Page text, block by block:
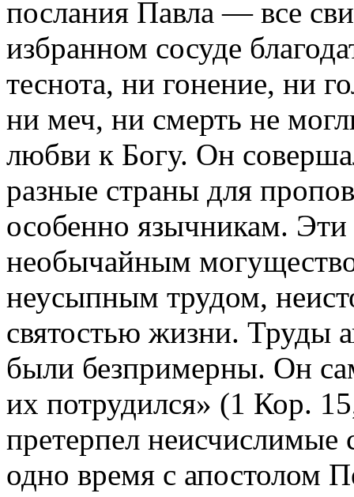
послания Павла — все
избранном сосуде
теснота, ни гонение, ни
ни меч, ни смерть не
любви к Богу. Он
разные страны для
особенно язычникам.
необычайным
неусыпным трудом,
святостью жизни. Труды
были безпримерны. Он
их потрудился» (1 Кор.
претерпел
одно время с апостолом